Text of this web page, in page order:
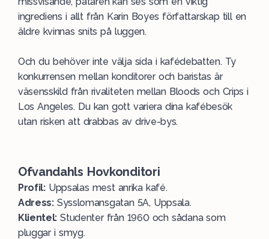
ingrediens i allt från Karin Boyes författarskap till en
äldre kvinnas snits på luggen.
Och du behöver inte välja sida i kafédebatten. Ty
konkurrensen mellan konditorer och baristas är
väsensskild från rivaliteten mellan Bloods och Crips i
Los Angeles. Du kan gott variera dina kafébesök
utan risken att drabbas av drive-bys.
Ofvandahls Hovkonditori
Profil:Uppsalas mest anrika kafé.
Adress:Sysslomansgatan 5A, Uppsala.
Klientel: Studenter från 1960 och sådana som
pluggar i smyg.